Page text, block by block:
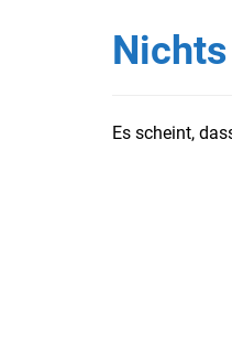
Es scheint,